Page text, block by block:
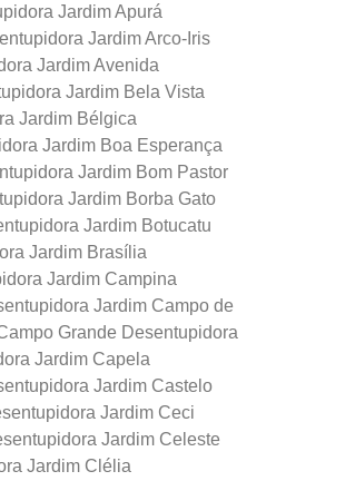
Jardim Apurá
Jardim Arco-Iris
Jardim Avenida
Jardim Bela Vista
Jardim Bélgica
Jardim Boa Esperança
Jardim Bom Pastor
Jardim Borba Gato
Jardim Botucatu
Jardim Brasília
Jardim Campina
Jardim Campo de
Grande Desentupidora
Jardim Capela
Jardim Castelo
Jardim Ceci
Jardim Celeste
Jardim Clélia